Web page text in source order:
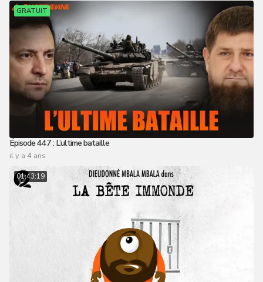
GRATUIT
Épisode 447 : L’ultime bataille
il y a 4 ans
01:43:19